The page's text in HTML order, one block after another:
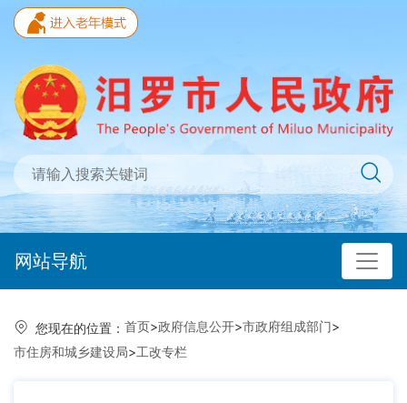
网站导航
您现在的位置： 首页>政府信息公开>市政府组成部门>
市住房和城乡建设局>工改专栏